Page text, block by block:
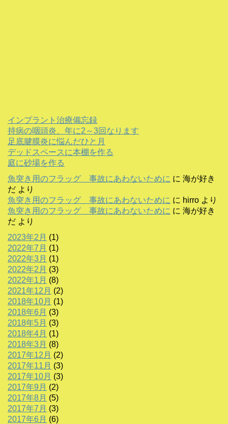
インプラント治療備忘録
持病の咽頭炎、年に2～3回なります
足底腱膜炎に悩んだひと月
デッドスペースに本棚を作る
庭に砂場を作る
魚突き用のフラッグ 事故にあわないために に 海が好き
だ より
魚突き用のフラッグ 事故にあわないために に hirro より
魚突き用のフラッグ 事故にあわないために に 海が好き
だ より
2023年2月 (1)
2022年7月 (1)
2022年3月 (1)
2022年2月 (3)
2022年1月 (8)
2021年12月 (2)
2018年10月 (1)
2018年6月 (3)
2018年5月 (3)
2018年4月 (1)
2018年3月 (8)
2017年12月 (2)
2017年11月 (3)
2017年10月 (3)
2017年9月 (2)
2017年8月 (5)
2017年7月 (3)
2017年6月 (6)